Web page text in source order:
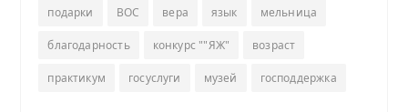
подарки ВОС вера язык мельница
благодарность конкурс ""ЯЖ" возраст
практикум госуслуги музей господдержка